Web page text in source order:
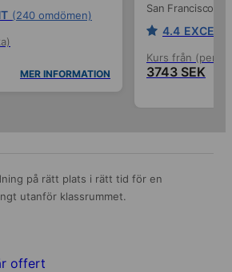
(240 omdömen)
MER INFORMATION
San Francisco
4.4
Kurs från (per
3743 SEK
på rätt plats i rätt tid för en
utanför klassrummet.
offert